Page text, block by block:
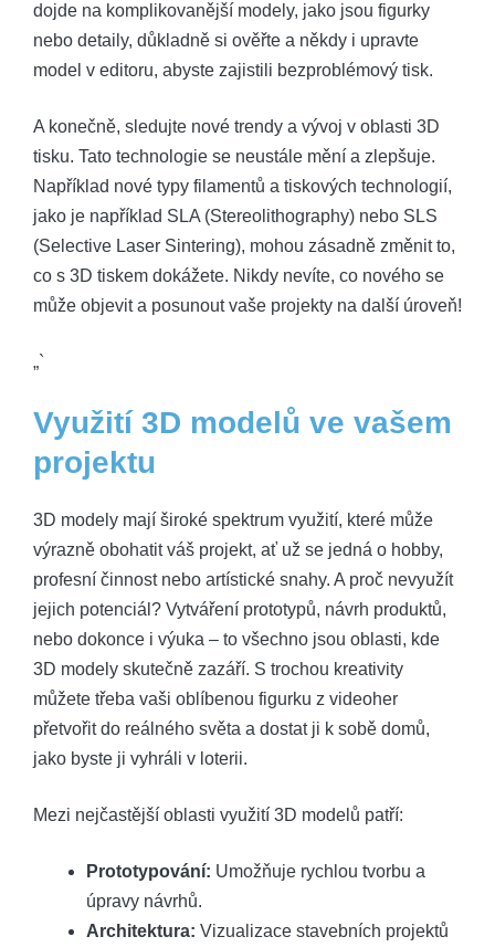
dojde na komplikovanější modely, jako jsou figurky
nebo detaily, důkladně si ověřte a někdy i upravte
model v editoru, abyste zajistili bezproblémový tisk.
A konečně, sledujte nové trendy a vývoj v oblasti 3D
tisku. Tato technologie se neustále mění a zlepšuje.
Například nové typy filamentů a tiskových technologií,
jako je například SLA (Stereolithography) nebo SLS
(Selective Laser Sintering), mohou zásadně změnit to,
co s 3D tiskem dokážete. Nikdy nevíte, co nového se
může objevit a posunout vaše projekty na další úroveň!
„`
Využití 3D modelů ve vašem
projektu
3D modely mají široké spektrum využití, které může
výrazně obohatit váš projekt, ať už se jedná o hobby,
profesní činnost nebo artístické snahy. A proč nevyužít
jejich potenciál? Vytváření prototypů, návrh produktů,
nebo dokonce i výuka – to všechno jsou oblasti, kde
3D modely skutečně zazáří. S trochou kreativity
můžete třeba vaši oblíbenou figurku z videoher
přetvořit do reálného světa a dostat ji k sobě domů,
jako byste ji vyhráli v loterii.
Mezi nejčastější oblasti využití 3D modelů patří:
Prototypování: Umožňuje rychlou tvorbu a
úpravy návrhů.
Architektura: Vizualizace stavebních projektů